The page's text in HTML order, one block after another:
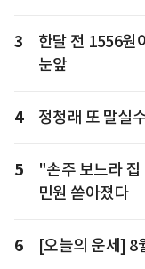
3
한달 전 1556원
눈앞
4 정청래 또 말실
5
"손주 보느라
민원 쏟아졌다
6 [오늘의 운세] 8